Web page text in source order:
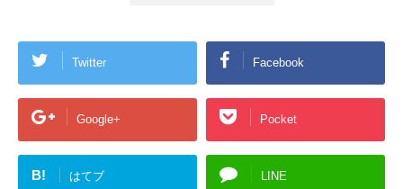
Twitter Facebook
Google+ Pocket
B! はてブ LINE